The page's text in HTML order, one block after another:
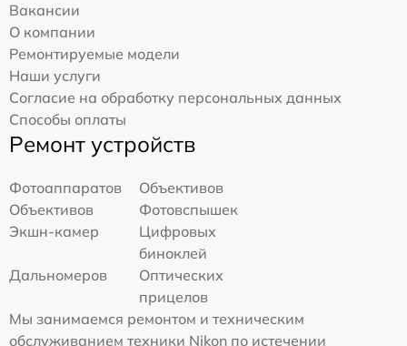
Вакансии
О компании
Ремонтируемые модели
Наши услуги
Согласие на обработку персональных данных
Способы оплаты
Ремонт устройств
Фотоаппаратов
Объективов
Объективов
Фотовспышек
Экшн-камер
Цифровых
биноклей
Дальномеров
Оптических
прицелов
Мы занимаемся ремонтом и техническим
обслуживанием техники Nikon по истечении